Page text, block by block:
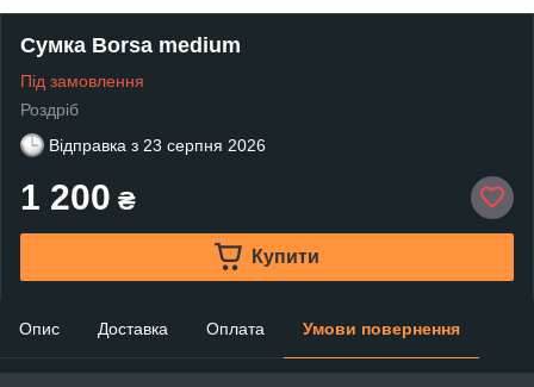
Сумка Borsa medium
Під замовлення
Роздріб
Відправка з 23 серпня 2026
1 200 ₴
Купити
Опис Доставка Оплата Умови повернення